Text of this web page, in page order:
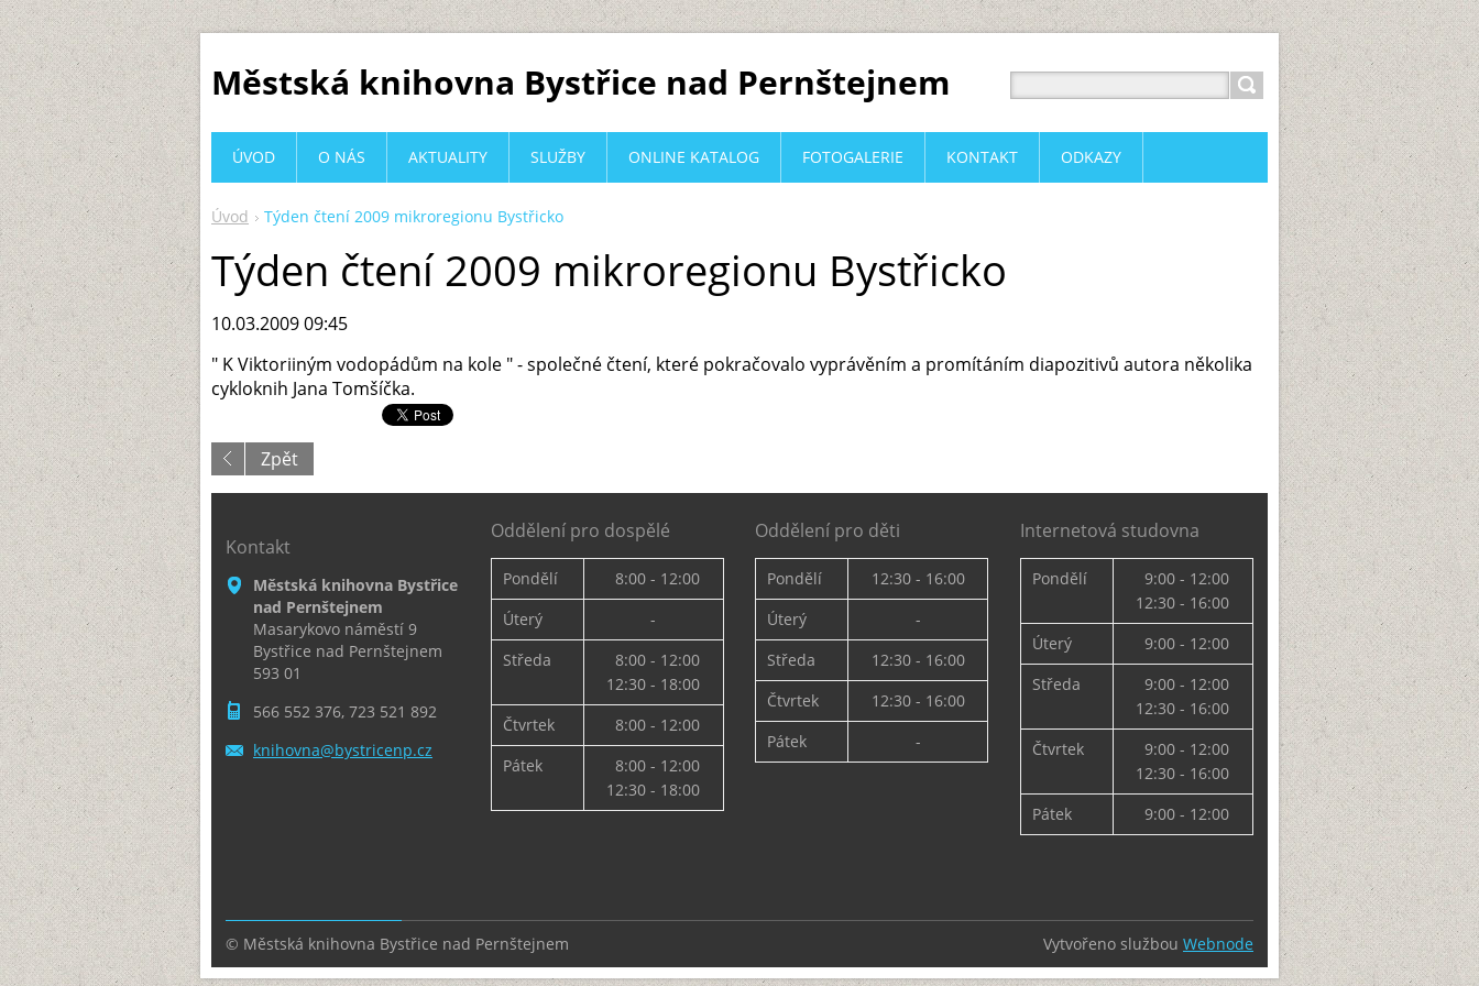
Městská knihovna Bystřice nad Pernštejnem
Úvod Týden čtení 2009 mikroregionu Bystřicko
Týden čtení 2009 mikroregionu Bystřicko
10.03.2009 09:45
" K Viktoriiným vodopádům na kole " - společné čtení, které pokračovalo vyprávěním a promítáním diapozitivů autora několika
cykloknih Jana Tomšíčka.
Zpět
ÚVOD O NÁS AKTUALITY SLUŽBY ONLINE KATALOG FOTOGALERIE KONTAKT ODKAZY
Kontakt
Městská knihovna Bystřice
nad Pernštejnem
Masarykovo náměstí 9
Bystřice nad Pernštejnem
593 01
566 552 376, 723 521 892
knihovna@bystricenp.cz
Oddělení pro dospělé
Pondělí
8:00 - 12:00
Úterý
-
Středa
8:00 - 12:00
12:30 - 18:00
Čtvrtek
8:00 - 12:00
Pátek
8:00 - 12:00
12:30 - 18:00
Oddělení pro děti
Pondělí
12:30 - 16:00
Úterý
-
Středa
12:30 - 16:00
Čtvrtek
12:30 - 16:00
Pátek
-
Internetová studovna
Pondělí
9:00 - 12:00
12:30 - 16:00
Úterý
9:00 - 12:00
Středa
9:00 - 12:00
12:30 - 16:00
Čtvrtek
9:00 - 12:00
12:30 - 16:00
Pátek
9:00 - 12:00
© Městská knihovna Bystřice nad Pernštejnem Vytvořeno službou Webnode